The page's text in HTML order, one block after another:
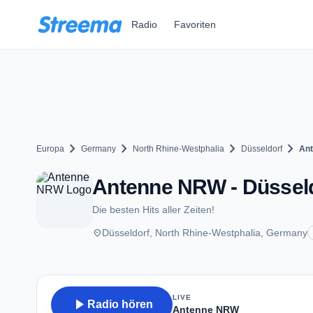
Radio Favoriten
Europa chevron_right Germany chevron_right North Rhine-Westphalia chevron_right Düsseldorfchevron_right
Antenne NRW -
Die besten Hits aller Zeiten!
placeDüsseldorf, North Rhine-Westphalia, Germany
play_arrow Radio hören
LIVE
Antenne NRW